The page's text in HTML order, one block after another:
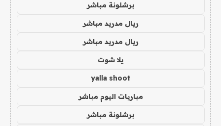
برشلونة مباشر
ريال مدريد مباشر
ريال مدريد مباشر
يلا شوت
yalla shoot
مباريات اليوم مباشر
برشلونة مباشر